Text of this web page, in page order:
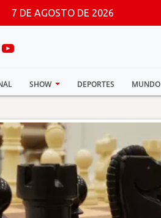
7 DE AGOSTO DE 2026
SHOW DEPORTES MUNDO